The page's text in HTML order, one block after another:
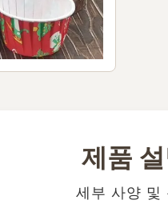
제품
세부 사양 및